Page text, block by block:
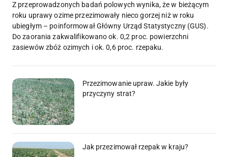
Z przeprowadzonych badań polowych wynika, że w bieżącym
roku uprawy ozime przezimowały nieco gorzej niż w roku
ubiegłym – poinformował Główny Urząd Statystyczny (GUS).
Do zaorania zakwalifikowano ok. 0,2 proc. powierzchni
zasiewów zbóż ozimych i ok. 0,6 proc. rzepaku.
Przezimowanie upraw. Jakie były
przyczyny strat?
Jak przezimował rzepak w kraju?